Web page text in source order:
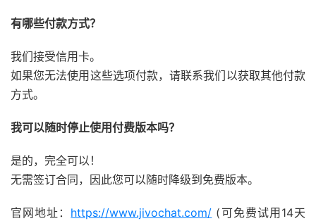
有哪些付款方式？
我们接受信用卡。
如果您无法使用这些选项付款，请联系我们以获取其他付款
方式。
我可以随时停止使用付费版本吗？
是的，完全可以！
无需签订合同，因此您可以随时降级到免费版本。
官网地址： https://www.jivochat.com/ (可免费试用14天